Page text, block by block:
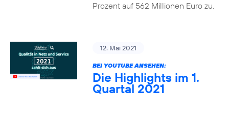
Prozent auf 562 Millionen Euro zu.
12. Mai 2021
BEI YOUTUBE ANSEHEN:
Die Highlights im 1.
Quartal 2021